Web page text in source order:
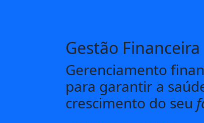
Gestão Financeira
Gerenciamento
para garantir a
crescimento do seu